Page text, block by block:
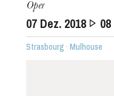
Oper
07 Dez. 2018 08
Strasbourg · Mulhouse